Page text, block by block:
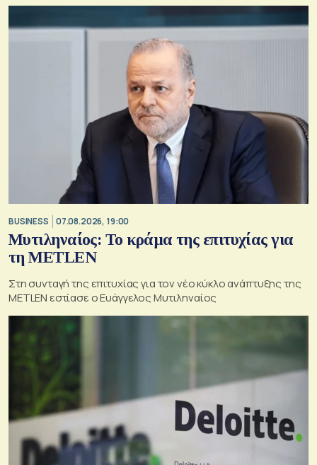
BUSINESS 07.08.2026, 19:00
Μυτιληναίος: Το κράμα της επιτυχίας για
τη METLEN
Στη συνταγή της επιτυχίας για τον νέο κύκλο ανάπτυξης της
METLEN εστίασε ο Ευάγγελος Μυτιληναίος